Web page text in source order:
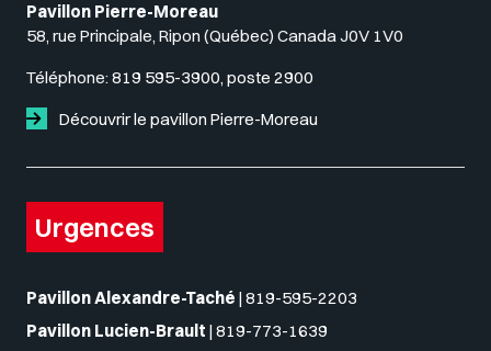
Pavillon Pierre-Moreau
58, rue Principale, Ripon (Québec) Canada J0V 1V0
Téléphone: 819 595-3900, poste 2900
Découvrir le pavillon Pierre-Moreau
Urgences
Pavillon Alexandre-Taché | 819-595-2203
Pavillon Lucien-Brault | 819-773-1639